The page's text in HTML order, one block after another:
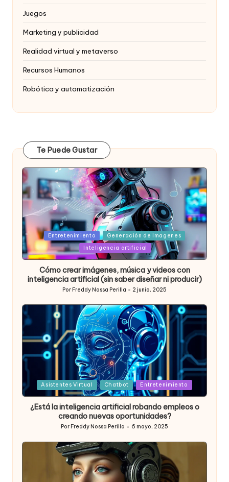
Juegos
Marketing y publicidad
Realidad virtual y metaverso
Recursos Humanos
Robótica y automatización
Te Puede Gustar
Posted
in
Entretenimiento
Generación de Imagenes
Inteligencia artificial
Cómo crear imágenes, música y videos con
inteligencia artificial (sin saber diseñar ni producir)
Publicado
por
Por Freddy Nossa Perilla 2 junio, 2025
Posted
in
Asistentes Virtual Chatbot Entretenimiento
¿Está la inteligencia artificial robando empleos o
creando nuevas oportunidades?
Publicado
Por Freddy Nossa Perilla 6 mayo, 2025